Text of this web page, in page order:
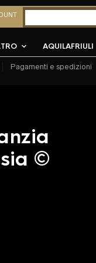
AQUILAFRIULI
Pagamenti e spedizioni
©